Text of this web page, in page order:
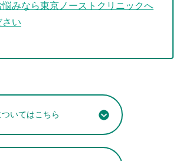
悩みなら東京ノーストクリニックへ
さい
いてはこちら